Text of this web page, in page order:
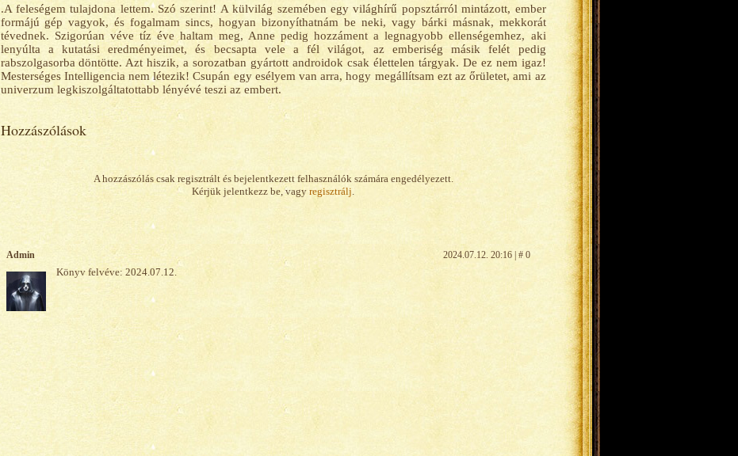
.A feleségem tulajdona lettem. Szó szerint! A külvilág szemében egy világhírű popsztárról mintázott, ember
formájú gép vagyok, és fogalmam sincs, hogyan bizonyíthatnám be neki, vagy bárki másnak, mekkorát
tévednek. Szigorúan véve tíz éve haltam meg, Anne pedig hozzáment a legnagyobb ellenségemhez, aki
lenyúlta a kutatási eredményeimet, és becsapta vele a fél világot, az emberiség másik felét pedig
rabszolgasorba döntötte. Azt hiszik, a sorozatban gyártott androidok csak élettelen tárgyak. De ez nem igaz!
Mesterséges Intelligencia nem létezik! Csupán egy esélyem van arra, hogy megállítsam ezt az őrületet, ami az
univerzum legkiszolgáltatottabb lényévé teszi az embert.
Hozzászólások
A hozzászólás csak regisztrált és bejelentkezett felhasználók számára engedélyezett.
Kérjük jelentkezz be, vagy regisztrálj.
Admin 2024.07.12. 20:16 | # 0
Könyv felvéve: 2024.07.12.